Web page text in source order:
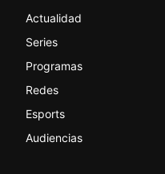
Actualidad
Series
Programas
Redes
Esports
Audiencias